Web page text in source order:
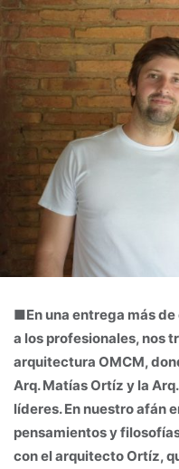
■En una entrega más
a los profesionales, nos
arquitectura OMCM,
Arq. Matías Ortíz y la
líderes. En nuestro afán
pensamientos y
con el arquitecto Ortíz,